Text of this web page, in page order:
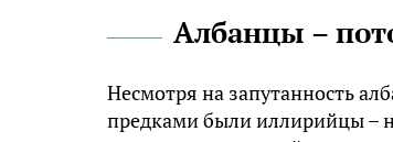
Албанцы –
Несмотря на запутанность
предками были иллирийцы –